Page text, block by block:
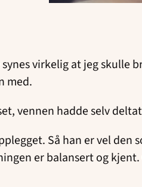
virkelig at jeg skulle
med.
vennen hadde selv
Så han er vel
er balansert og